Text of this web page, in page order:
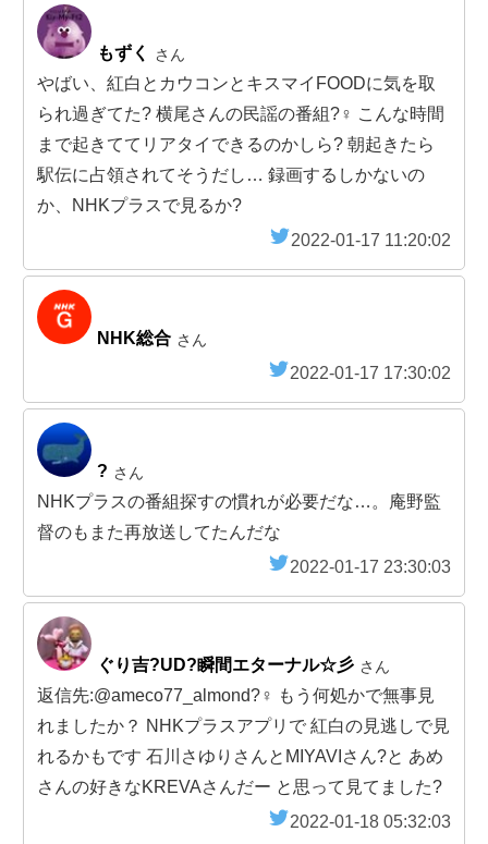
もずく さん
やばい、紅白とカウコンとキスマイFOODに気を取
られ過ぎてた? 横尾さんの民謡の番組?‍♀️ こんな時間
まで起きててリアタイできるのかしら? 朝起きたら
駅伝に占領されてそうだし… 録画するしかないの
か、NHKプラスで見るか?
2022-01-17 11:20:02
NHK総合 さん
2022-01-17 17:30:02
? さん
NHKプラスの番組探すの慣れが必要だな…。庵野監
督のもまた再放送してたんだな
2022-01-17 23:30:03
ぐり吉?UD?瞬間エターナル☆彡 さん
返信先:@ameco77_almond?‍♀️ もう何処かで無事見
れましたか？ NHKプラスアプリで 紅白の見逃しで見
れるかもです 石川さゆりさんとMIYAVIさん?と あめ
さんの好きなKREVAさんだー と思って見てました?
2022-01-18 05:32:03